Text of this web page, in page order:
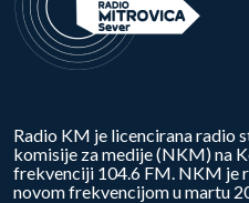
Radio KM je licencirana radio
komisije za medije (NKM) na
frekvenciji 104.6 FM. NKM je
novom frekvencijom u martu